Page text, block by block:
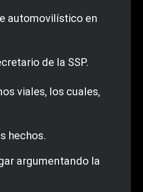
automovilístico en
de la SSP.
viales, los cuales,
hechos.
argumentando la